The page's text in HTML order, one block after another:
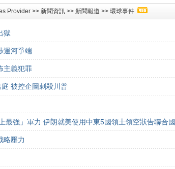
Provider >> 新聞資訊 >> 新聞報道 >> 環球事件
獄
運河爭端
主義犯罪
被控企圖刺殺川普
最強」軍力 伊朗就美使用中東5國領土領空狀告聯合國
略壓力